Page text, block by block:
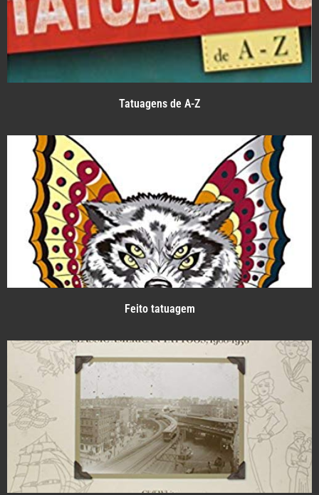
Tatuagens de A-Z
Feito tatuagem